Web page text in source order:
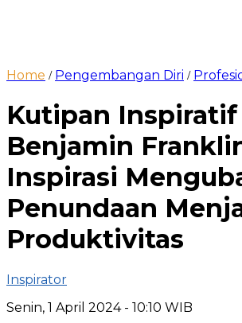
Home / Pengembangan Diri /
Kutipan Inspiratif
Benjamin
Inspirasi
Penundaan
Produktivitas
Inspirator
Senin, 1 April 2024 - 10:10 WIB